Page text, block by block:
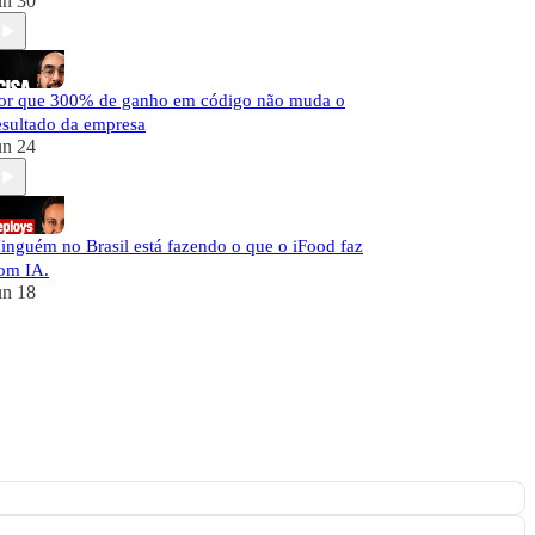
que 300% de ganho em código não muda o
da empresa
24
no Brasil está fazendo o que o iFood faz
IA.
18